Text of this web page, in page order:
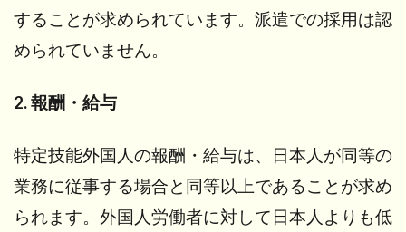
することが求められています。派遣での採用は認
められていません。
2. 報酬・給与
特定技能外国人の報酬・給与は、日本人が同等の
業務に従事する場合と同等以上であることが求め
られます。外国人労働者に対して日本人よりも低